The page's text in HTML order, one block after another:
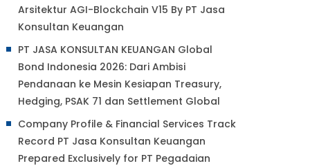
Arsitektur AGI-Blockchain V15 By PT Jasa
Konsultan Keuangan
PT JASA KONSULTAN KEUANGAN Global
Bond Indonesia 2026: Dari Ambisi
Pendanaan ke Mesin Kesiapan Treasury,
Hedging, PSAK 71 dan Settlement Global
Company Profile & Financial Services Track
Record PT Jasa Konsultan Keuangan
Prepared Exclusively for PT Pegadaian